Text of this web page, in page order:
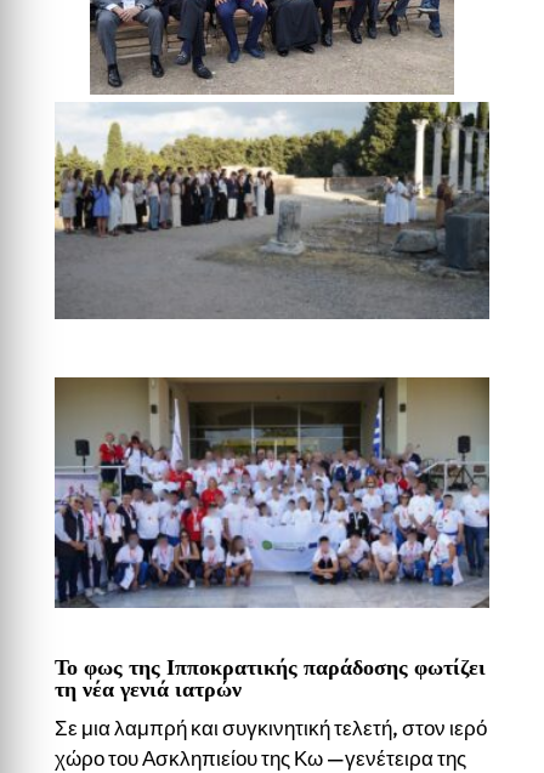
Το φως της Ιπποκρατικής παράδοσης φωτίζει
τη νέα γενιά ιατρών
Σε μια λαμπρή και συγκινητική τελετή, στον ιερό
χώρο του Ασκληπιείου της Κω —γενέτειρα της